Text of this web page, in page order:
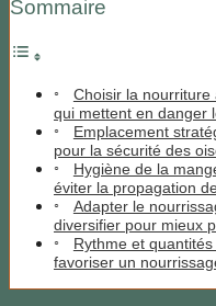
Sommaire
Choisir la
qui mettent en danger
Emplacement
pour la sécurité des
Hygiène de la
éviter la propagation
Adapter le
diversifier pour mieux
Rythme et
favoriser un